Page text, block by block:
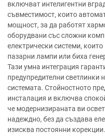
включват интелигентни
съвместимост, които
мощност, за да работят
оборудвани със сложни
електрически системи,
пазарни лампи или биха
Тази умна интеграция
предупредителни светлинки
системата. Стойностното
инсталация и включва
че модернизираната ви
надеждно, без да създава
изисква постоянни